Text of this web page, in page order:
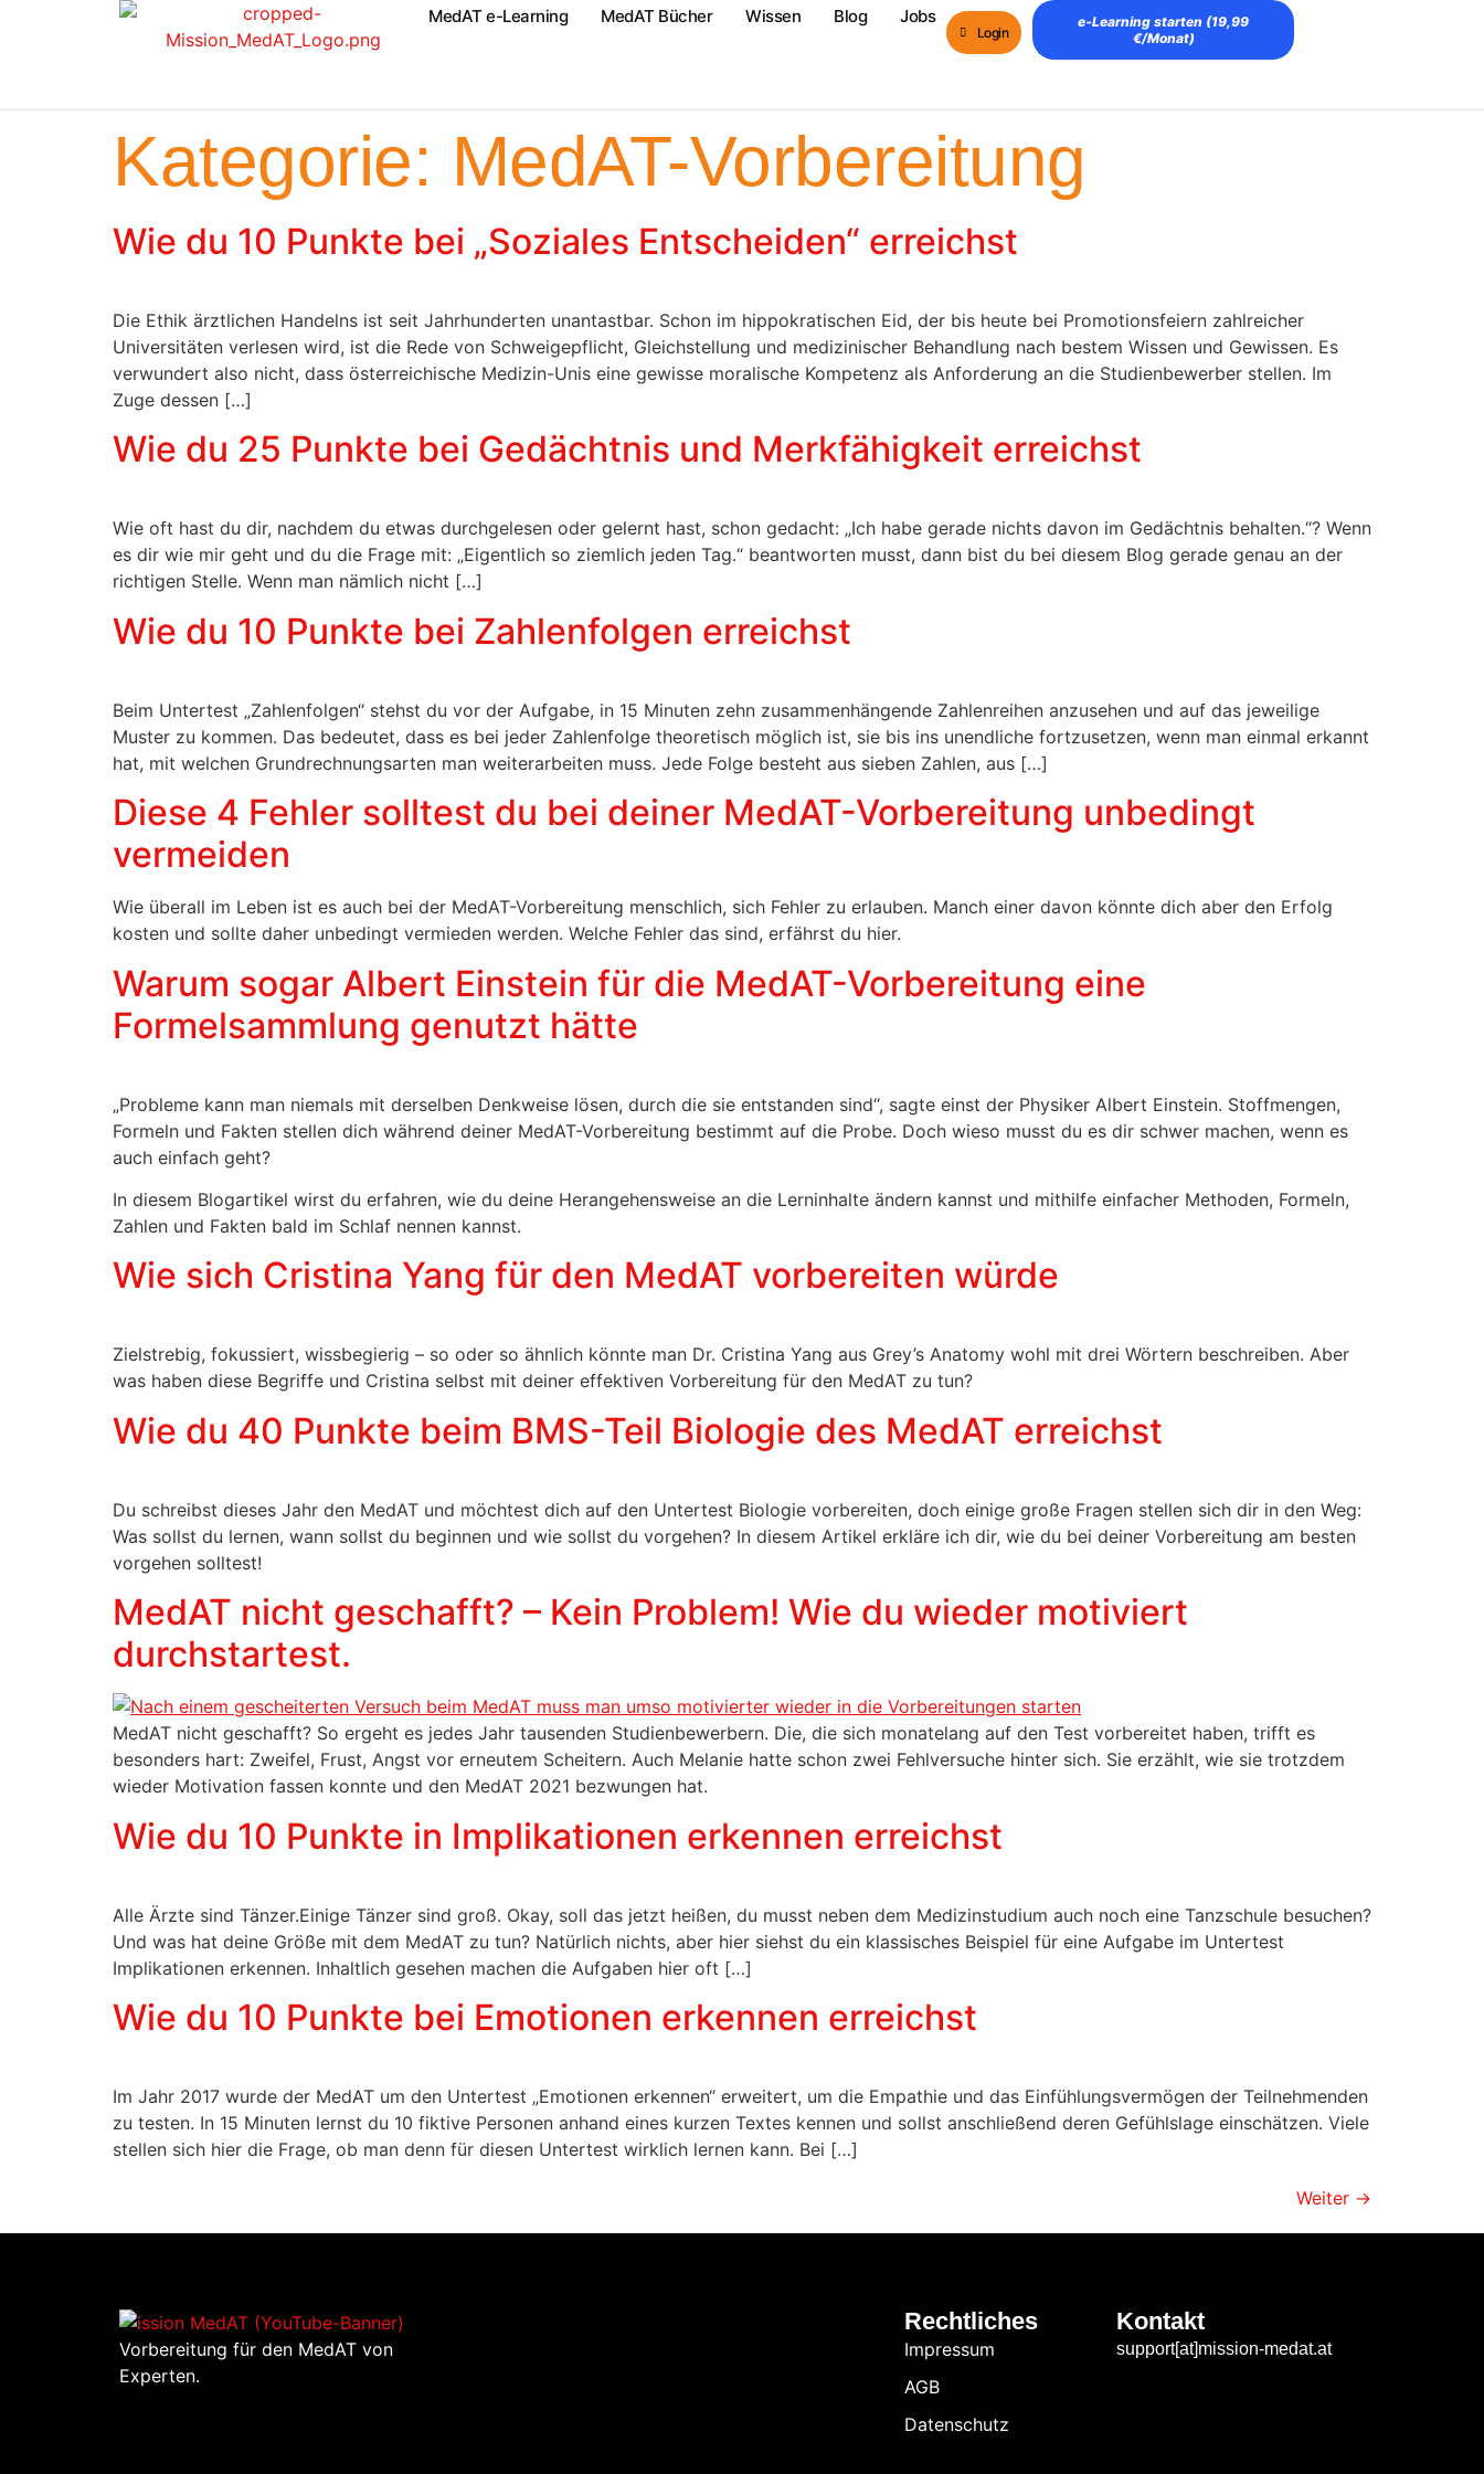
MedAT e-Learning MedAT Bücher Wissen Blog Jobs
e‑Learning starten (19,99
€/Monat)
Login
Kategorie: MedAT-Vorbereitung
Wie du 10 Punkte bei „Soziales Entscheiden“ erreichst
Die Ethik ärztlichen Handelns ist seit Jahrhunderten unantastbar. Schon im hippokratischen Eid, der bis heute bei Promotionsfeiern zahlreicher
Universitäten verlesen wird, ist die Rede von Schweigepflicht, Gleichstellung und medizinischer Behandlung nach bestem Wissen und Gewissen. Es
verwundert also nicht, dass österreichische Medizin-Unis eine gewisse moralische Kompetenz als Anforderung an die Studienbewerber stellen. Im
Zuge dessen […]
Wie du 25 Punkte bei Gedächtnis und Merkfähigkeit erreichst
Wie oft hast du dir, nachdem du etwas durchgelesen oder gelernt hast, schon gedacht: „Ich habe gerade nichts davon im Gedächtnis behalten.“? Wenn
es dir wie mir geht und du die Frage mit: „Eigentlich so ziemlich jeden Tag.“ beantworten musst, dann bist du bei diesem Blog gerade genau an der
richtigen Stelle. Wenn man nämlich nicht […]
Wie du 10 Punkte bei Zahlenfolgen erreichst
Beim Untertest „Zahlenfolgen“ stehst du vor der Aufgabe, in 15 Minuten zehn zusammenhängende Zahlenreihen anzusehen und auf das jeweilige
Muster zu kommen. Das bedeutet, dass es bei jeder Zahlenfolge theoretisch möglich ist, sie bis ins unendliche fortzusetzen, wenn man einmal erkannt
hat, mit welchen Grundrechnungsarten man weiterarbeiten muss. Jede Folge besteht aus sieben Zahlen, aus […]
Diese 4 Fehler solltest du bei deiner MedAT-Vorbereitung unbedingt
vermeiden
Wie überall im Leben ist es auch bei der MedAT-Vorbereitung menschlich, sich Fehler zu erlauben. Manch einer davon könnte dich aber den Erfolg
kosten und sollte daher unbedingt vermieden werden. Welche Fehler das sind, erfährst du hier.
Warum sogar Albert Einstein für die MedAT-Vorbereitung eine
Formelsammlung genutzt hätte
„Probleme kann man niemals mit derselben Denkweise lösen, durch die sie entstanden sind“, sagte einst der Physiker Albert Einstein. Stoffmengen,
Formeln und Fakten stellen dich während deiner MedAT-Vorbereitung bestimmt auf die Probe. Doch wieso musst du es dir schwer machen, wenn es
auch einfach geht?
In diesem Blogartikel wirst du erfahren, wie du deine Herangehensweise an die Lerninhalte ändern kannst und mithilfe einfacher Methoden, Formeln,
Zahlen und Fakten bald im Schlaf nennen kannst.
Wie sich Cristina Yang für den MedAT vorbereiten würde
Zielstrebig, fokussiert, wissbegierig – so oder so ähnlich könnte man Dr. Cristina Yang aus Grey’s Anatomy wohl mit drei Wörtern beschreiben. Aber
was haben diese Begriffe und Cristina selbst mit deiner effektiven Vorbereitung für den MedAT zu tun?
Wie du 40 Punkte beim BMS-Teil Biologie des MedAT erreichst
Du schreibst dieses Jahr den MedAT und möchtest dich auf den Untertest Biologie vorbereiten, doch einige große Fragen stellen sich dir in den Weg:
Was sollst du lernen, wann sollst du beginnen und wie sollst du vorgehen? In diesem Artikel erkläre ich dir, wie du bei deiner Vorbereitung am besten
vorgehen solltest!
MedAT nicht geschafft? – Kein Problem! Wie du wieder motiviert
durchstartest.
MedAT nicht geschafft? So ergeht es jedes Jahr tausenden Studienbewerbern. Die, die sich monatelang auf den Test vorbereitet haben, trifft es
besonders hart: Zweifel, Frust, Angst vor erneutem Scheitern. Auch Melanie hatte schon zwei Fehlversuche hinter sich. Sie erzählt, wie sie trotzdem
wieder Motivation fassen konnte und den MedAT 2021 bezwungen hat.
Wie du 10 Punkte in Implikationen erkennen erreichst
Alle Ärzte sind Tänzer.Einige Tänzer sind groß. Okay, soll das jetzt heißen, du musst neben dem Medizinstudium auch noch eine Tanzschule besuchen?
Und was hat deine Größe mit dem MedAT zu tun? Natürlich nichts, aber hier siehst du ein klassisches Beispiel für eine Aufgabe im Untertest
Implikationen erkennen. Inhaltlich gesehen machen die Aufgaben hier oft […]
Wie du 10 Punkte bei Emotionen erkennen erreichst
Im Jahr 2017 wurde der MedAT um den Untertest „Emotionen erkennen“ erweitert, um die Empathie und das Einfühlungsvermögen der Teilnehmenden
zu testen. In 15 Minuten lernst du 10 fiktive Personen anhand eines kurzen Textes kennen und sollst anschließend deren Gefühlslage einschätzen. Viele
stellen sich hier die Frage, ob man denn für diesen Untertest wirklich lernen kann. Bei […]
Weiter →
Vorbereitung für den MedAT von
Experten.
Rechtliches
Impressum
AGB
Datenschutz
Kontakt
support[at]mission-medat.at